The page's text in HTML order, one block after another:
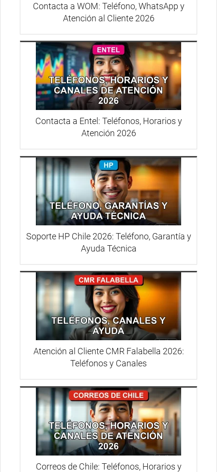
Contacta a WOM: Teléfono, WhatsApp y
Atención al Cliente 2026
Contacta a Entel: Teléfonos, Horarios y
Atención 2026
Soporte HP Chile 2026: Teléfono, Garantía y
Ayuda Técnica
Atención al Cliente CMR Falabella 2026:
Teléfonos y Canales
Correos de Chile: Teléfonos, Horarios y